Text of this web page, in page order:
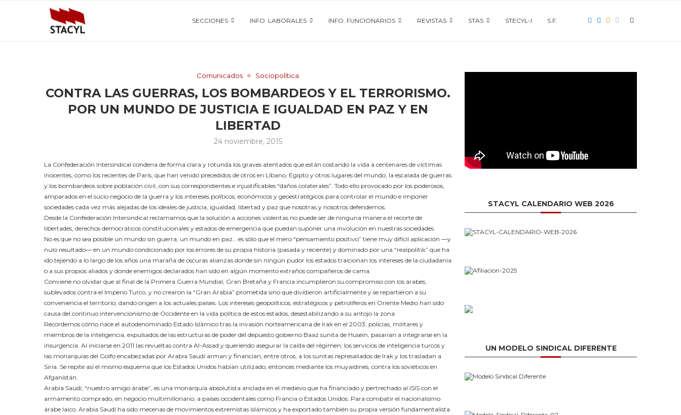
SECCIONES INFO. LABORALES INFO. FUNCIONARIOS REVISTAS STAS STECYL-I S.F.
Comunicados Sociopolítica
CONTRA LAS GUERRAS, LOS BOMBARDEOS Y EL TERRORISMO.
POR UN MUNDO DE JUSTICIA E IGUALDAD EN PAZ Y EN
LIBERTAD
24 noviembre, 2015
La Confederación Intersindical condena de forma clara y rotunda los graves atentados que están costando la vida a centenares de víctimas
inocentes, como los recientes de París, que han venido precedidos de otros en Líbano, Egipto y otros lugares del mundo, la escalada de guerras
y los bombardeos sobre población civil, con sus correspondientes e injustificables “daños colaterales”. Todo ello provocado por los poderosos,
amparados en el sucio negocio de la guerra y los intereses políticos, económicos y geoestratégicos para controlar el mundo e imponer
sociedades cada vez más alejadas de los ideales de justicia, igualdad, libertad y paz que nosotras y nosotros defendemos.
Desde la Confederación Intersindical reclamamos que la solución a acciones violentas no puede ser de ninguna manera el recorte de
libertades, derechos democráticos constitucionales y estados de emergencia que puedan suponer una involución en nuestras sociedades.
No es que no sea posible un mundo sin guerra, un mundo en paz… es sólo que el mero “pensamiento positivo” tiene muy difícil aplicación ―y
nulo resultado― en un mundo condicionado por los errores de su propia historia (pasada y reciente) y dominado por una “realpolitik” que ha
ido tejiendo a lo largo de los años una maraña de oscuras alianzas donde sin ningún pudor los estados traicionan los intereses de la ciudadanía
o a sus propios aliados y donde enemigos declarados han sido en algún momento extraños compañeros de cama.
Conviene no olvidar que al final de la Primera Guerra Mundial, Gran Bretaña y Francia incumplieron su compromiso con los árabes,
sublevados contra el Imperio Turco, y no crearon la “Gran Arabia” prometida sino que dividieron artificialmente y se repartieron a su
conveniencia el territorio, dando origen a los actuales países. Los intereses geopolíticos, estratégicos y petrolíferos en Oriente Medio han sido
causa del continuo intervencionismo de Occidente en la vida política de estos estados, desestabilizando a su antojo la zona.
Recordemos cómo nace el autodenominado Estado Islámico tras la invasión norteamericana de Irak en el 2003: policías, militares y
miembros de la inteligencia, expulsados de las estructuras de poder del depuesto gobierno Baaz sunita de Husein, pasarían a integrarse en la
insurgencia. Al iniciarse en 2011 las revueltas contra Al-Assad y queriendo asegurar la caída del régimen, los servicios de inteligencia turcos y
las monarquías del Golfo encabezadas por Arabia Saudí arman y financian, entre otros, a los sunitas represaliados de Irak y los trasladan a
Siria. Se repite así el mismo esquema que los Estados Unidos habían utilizado, entonces mediante los muyaidines, contra los soviéticos en
Afganistán.
Arabia Saudí, “nuestro amigo árabe”, es una monarquía absolutista anclada en el medievo que ha financiado y pertrechado al ISIS con el
armamento comprado, en negocio multimillonario, a países occidentales como Francia o Estados Unidos. Para combatir el nacionalismo
árabe laico, Arabia Saudí ha sido mecenas de movimientos extremistas islámicos y ha exportado también su propia versión fundamentalista
STACYL CALENDARIO WEB 2026
UN MODELO SINDICAL DIFERENTE